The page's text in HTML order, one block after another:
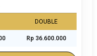
DOUBLE
Rp 36.600.000